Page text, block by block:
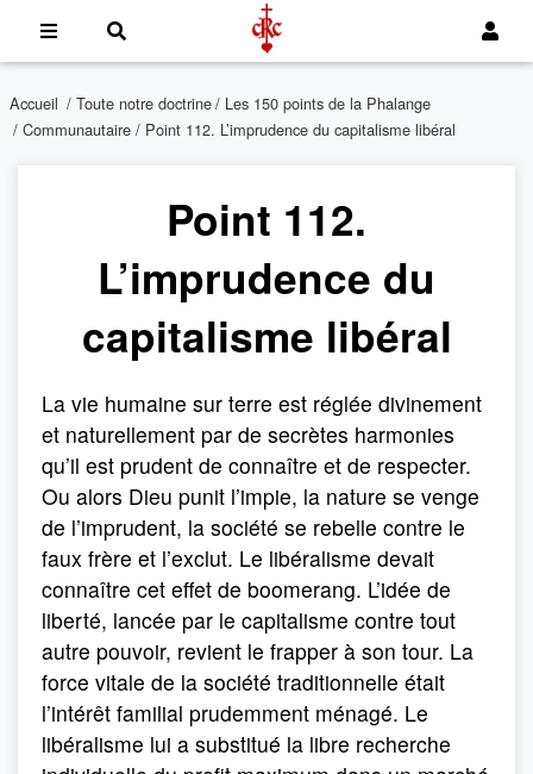
Accueil / Toute notre doctrine/ Les 150 points de la Phalange
/ Communautaire / Point 112. L’imprudence du capitalisme libéral
Point 112.
L’imprudence du
capitalisme libéral
La vie humaine sur terre est réglée divinement
et naturellement par de secrètes harmonies
qu’il est prudent de connaître et de respecter.
Ou alors Dieu punit l’impie, la nature se venge
de l’imprudent, la société se rebelle contre le
faux frère et l’exclut. Le libéralisme devait
connaître cet effet de boomerang. L’idée de
liberté, lancée par le capitalisme contre tout
autre pouvoir, revient le frapper à son tour. La
force vitale de la société traditionnelle était
l’intérêt familial prudemment ménagé. Le
libéralisme lui a substitué la libre recherche